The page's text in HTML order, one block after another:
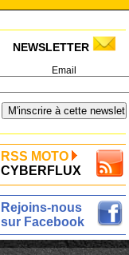
NEWSLETTER
Email
RSS MOTO
CYBERFLUX
Rejoins-nous
sur Facebook